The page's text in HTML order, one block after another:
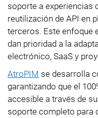
soporte a experiencias
reutilización de API en
terceros. Este enfoque
dan prioridad a la
electrónico, SaaS y
AtroPIM se desarrolla
garantizando que el
accesible a través de
soporte completo para